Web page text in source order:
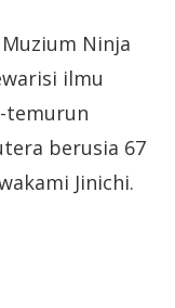
Ninja
ilmu
temurun
berusia 67
Jinichi.